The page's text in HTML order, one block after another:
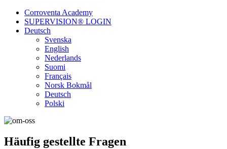
Corroventa Academy
SUPERVISION® LOGIN
Deutsch
Svenska
English
Nederlands
Suomi
Français
Norsk Bokmål
Deutsch
Polski
Häufig gestellte Fragen